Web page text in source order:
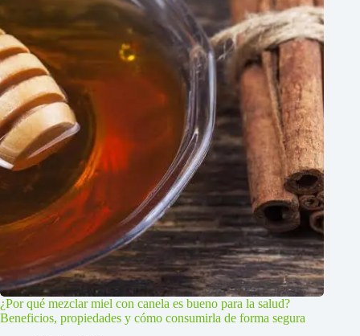
¿Por qué mezclar miel con canela es bueno para la salud?
Beneficios, propiedades y cómo consumirla de forma segura